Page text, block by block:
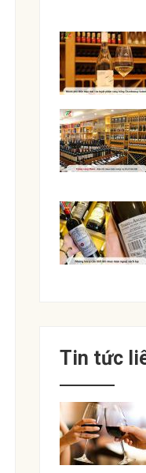
Tin tức